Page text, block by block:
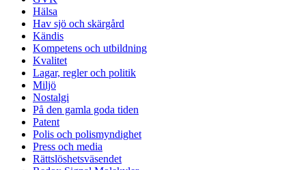
Hälsa
Hav sjö och skärgård
Kändis
Kompetens och utbildning
Kvalitet
Lagar, regler och politik
Miljö
Nostalgi
På den gamla goda tiden
Patent
Polis och polismyndighet
Press och media
Rättslöshetsväsendet